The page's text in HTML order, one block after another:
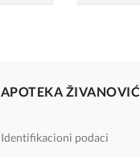
APOTEKA ŽIVANOVIĆ
Identifikacioni podaci